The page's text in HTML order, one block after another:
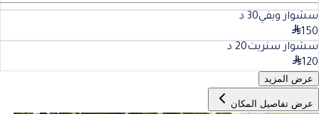
سشوار ويفي30 د
150
سشوار ستريت20 د
120
عرض المزيد
عرض تفاصيل المكان